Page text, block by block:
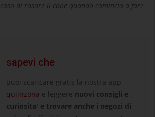
di rasare il cane quando comincia a fare
sapevi che
puoi scaricare gratis la nostra app
quiinzona e leggere nuovi consigli e
curiosita' e trovare anche i negozi di